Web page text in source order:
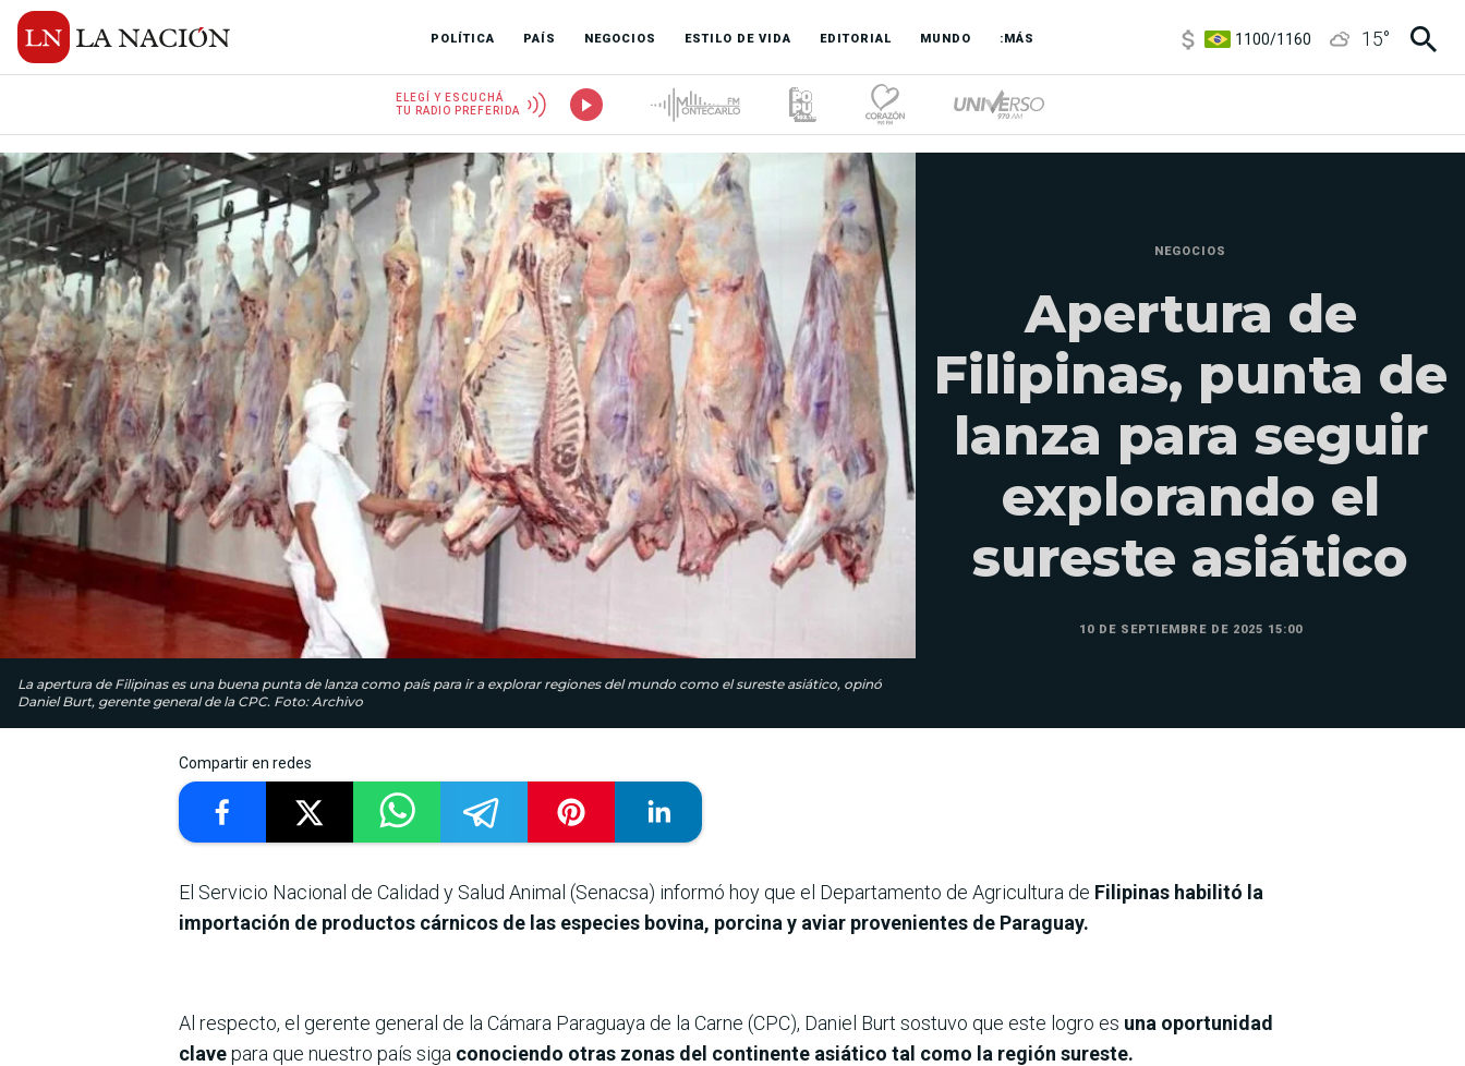
POLÍTICA PAÍS NEGOCIOS ESTILO DE VIDA EDITORIAL MUNDO :MÁS
3,8/4
15°
ELEGÍ Y ESCUCHÁ
TU RADIO PREFERIDA
La apertura de Filipinas es una buena punta de lanza como país para ir a explorar regiones del mundo como el sureste asiático, opinó
Daniel Burt, gerente general de la CPC. Foto: Archivo
NEGOCIOS
Apertura de
Filipinas, punta de
lanza para seguir
explorando el
sureste asiático
10 DE SEPTIEMBRE DE 2025 15:00
Compartir en redes
El Servicio Nacional de Calidad y Salud Animal (Senacsa) informó hoy que el Departamento de Agricultura de Filipinas habilitó la
importación de productos cárnicos de las especies bovina, porcina y aviar provenientes de Paraguay.
Al respecto, el gerente general de la Cámara Paraguaya de la Carne (CPC), Daniel Burt sostuvo que este logro es una oportunidad
clavepara que nuestro país siga conociendo otras zonas del continente asiático tal como la región sureste.